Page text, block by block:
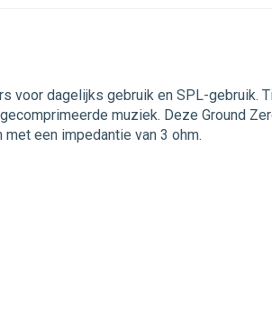
voor dagelijks gebruik en SPL-gebruik.
muziek. Deze Ground
een impedantie van 3 ohm.